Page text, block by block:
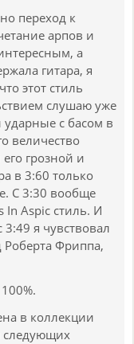
переход к
арпов и
а
гитара, я
этот стиль
слушаю уже
ударные с басом в
величество
грозной и
в 3:60 только
С 3:30 вообще
In Aspic стиль. И
я чувствовал
Роберта Фриппа,
в коллекции
следующих